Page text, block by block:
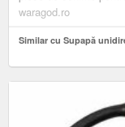
waragod.ro
Similar cu Supapă